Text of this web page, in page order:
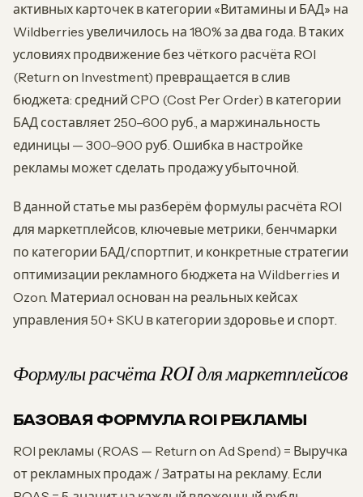
активных карточек в категории «Витамины и БАД» на
Wildberries увеличилось на 180% за два года. В таких
условиях продвижение без чёткого расчёта ROI
(Return on Investment) превращается в слив
бюджета: средний CPO (Cost Per Order) в категории
БАД составляет 250–600 руб., а маржинальность
единицы — 300–900 руб. Ошибка в настройке
рекламы может сделать продажу убыточной.
В данной статье мы разберём формулы расчёта ROI
для маркетплейсов, ключевые метрики, бенчмарки
по категории БАД/спортпит, и конкретные стратегии
оптимизации рекламного бюджета на Wildberries и
Ozon. Материал основан на реальных кейсах
управления 50+ SKU в категории здоровье и спорт.
Формулы расчёта ROI для маркетплейсов
БАЗОВАЯ ФОРМУЛА ROI РЕКЛАМЫ
ROI рекламы (ROAS — Return on Ad Spend) = Выручка
от рекламных продаж / Затраты на рекламу. Если